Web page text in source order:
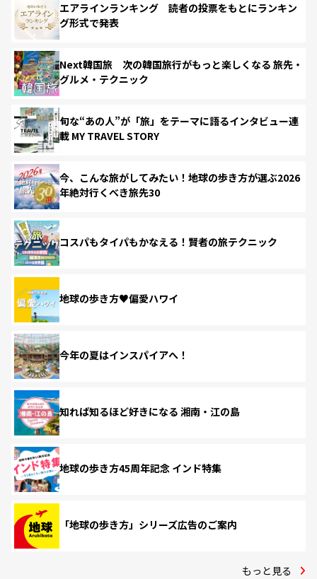
エアラインランキング 読者の投票をもとにランキン
グ形式で発表
Next韓国旅 次の韓国旅行がもっと楽しくなる 旅先・
グルメ・テクニック
旬な“あの人”が「旅」をテーマに語るインタビュー連
載 MY TRAVEL STORY
今、こんな旅がしてみたい！地球の歩き方が選ぶ2026
年絶対行くべき旅先30
コスパもタイパもかなえる！賢者の旅テクニック
地球の歩き方♥偏愛ハワイ
今年の夏はインスパイアへ！
知れば知るほど好きになる 湘南・江の島
地球の歩き方45周年記念 インド特集
「地球の歩き方」シリーズ広告のご案内
もっと見る